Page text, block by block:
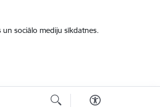
sociālo mediju sīkdatnes.